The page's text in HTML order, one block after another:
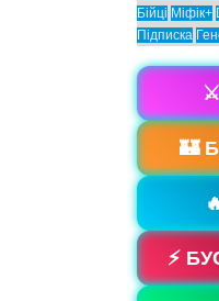
Бійці Міфік+
Підписка
🏰
⚡